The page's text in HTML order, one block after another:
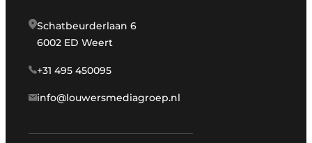
Schatbeurderlaan 6
6002 ED Weert
+31 495 450095
info@louwersmediagroep.nl